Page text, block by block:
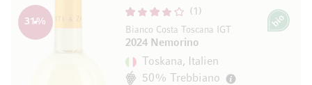
1
Bianco Costa Toscana IGT
2024 Nemorino
31% Bio
Toskana, Italien
50% Trebbiano